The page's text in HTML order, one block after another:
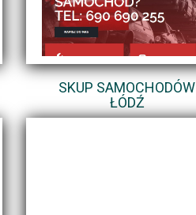
SKUP SAMOCHODÓW
ŁÓDŹ